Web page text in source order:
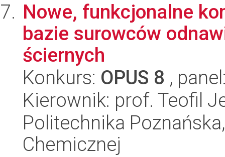
Nowe, funkcjonalne
bazie surowców
ściernych
Konkurs: OPUS 8 ,
Kierownik: prof. Teofil
Politechnika
Chemicznej